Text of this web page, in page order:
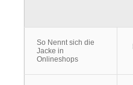
So Nennt sich die
Jacke in
Onlineshops